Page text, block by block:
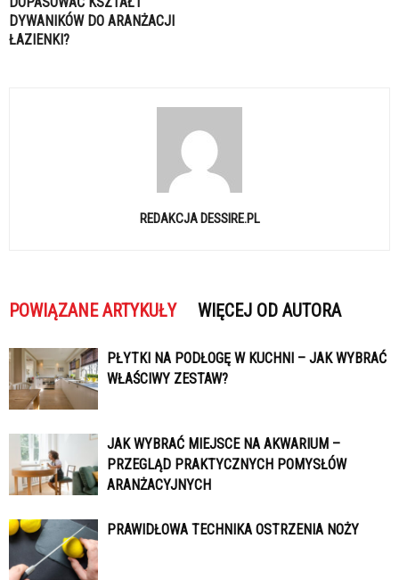
DYWANIKÓW DO ARANŻACJI
ŁAZIENKI?
REDAKCJA DESSIRE.PL
POWIĄZANE ARTYKUŁY WIĘCEJ OD AUTORA
PŁYTKI NA PODŁOGĘ W KUCHNI – JAK WYBRAĆ
WŁAŚCIWY ZESTAW?
JAK WYBRAĆ MIEJSCE NA AKWARIUM –
PRZEGLĄD PRAKTYCZNYCH POMYSŁÓW
ARANŻACYJNYCH
PRAWIDŁOWA TECHNIKA OSTRZENIA NOŻY